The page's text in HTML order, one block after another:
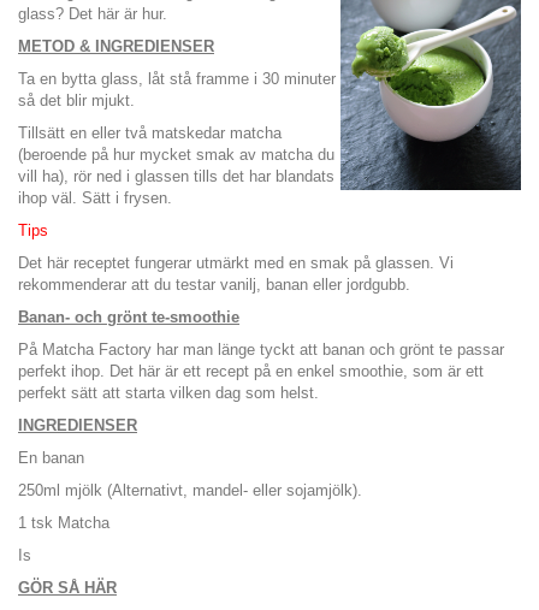
glass? Det här är hur.
METOD & INGREDIENSER
Ta en bytta glass, låt stå framme i 30 minuter
så det blir mjukt.
Tillsätt en eller två matskedar matcha
(beroende på hur mycket smak av matcha du
vill ha), rör ned i glassen tills det har blandats
ihop väl. Sätt i frysen.
Tips
Det här receptet fungerar utmärkt med en smak på glassen. Vi
rekommenderar att du testar vanilj, banan eller jordgubb.
Banan- och grönt te-smoothie
På Matcha Factory har man länge tyckt att banan och grönt te passar
perfekt ihop. Det här är ett recept på en enkel smoothie, som är ett
perfekt sätt att starta vilken dag som helst.
INGREDIENSER
En banan
250ml mjölk (Alternativt, mandel- eller sojamjölk).
1 tsk Matcha
Is
GÖR SÅ HÄR